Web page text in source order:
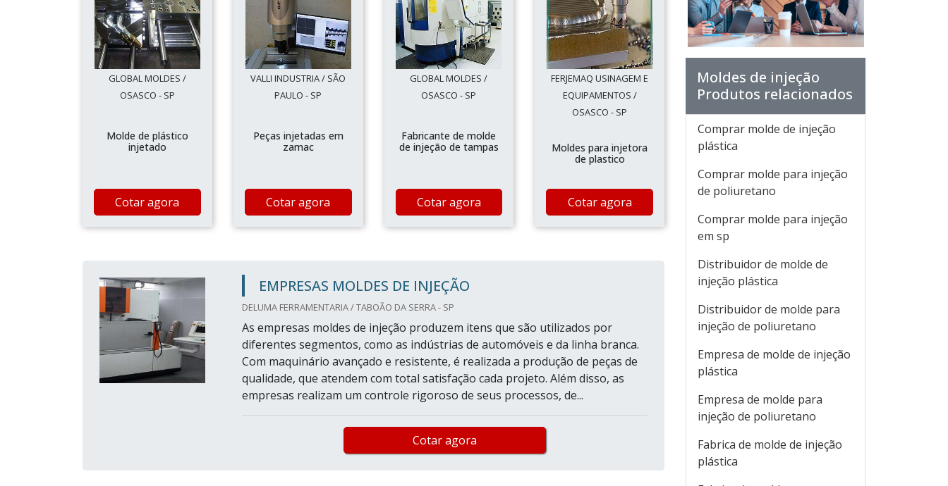
GLOBAL MOLDES /
OSASCO - SP
Molde de plástico
injetado
Cotar agora
VALLI INDUSTRIA / SÃO
PAULO - SP
Peças injetadas em
zamac
Cotar agora
GLOBAL MOLDES /
OSASCO - SP
Fabricante de molde
de injeção de tampas
Cotar agora
FERJEMAQ USINAGEM E
EQUIPAMENTOS /
OSASCO - SP
Moldes para injetora
de plastico
Cotar agora
EMPRESAS MOLDES DE INJEÇÃO
DELUMA FERRAMENTARIA / TABOÃO DA SERRA - SP
As empresas moldes de injeção produzem itens que são utilizados por
diferentes segmentos, como as indústrias de automóveis e da linha branca.
Com maquinário avançado e resistente, é realizada a produção de peças de
qualidade, que atendem com total satisfação cada projeto. Além disso, as
empresas realizam um controle rigoroso de seus processos, de...
Cotar agora
Moldes de injeção
Produtos relacionados
Comprar molde de injeção
plástica
Comprar molde para injeção
de poliuretano
Comprar molde para injeção
em sp
Distribuidor de molde de
injeção plástica
Distribuidor de molde para
injeção de poliuretano
Empresa de molde de injeção
plástica
Empresa de molde para
injeção de poliuretano
Fabrica de molde de injeção
plástica